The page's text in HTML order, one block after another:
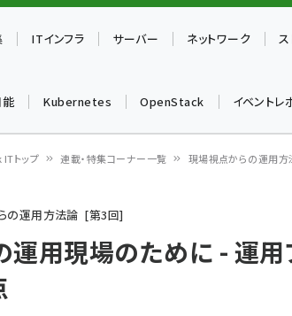
ITインフラ サーバー ネットワーク
能 Kubernetes OpenStack イベントレ
トップ 連載・特集コーナー一覧 現場視点からの運用方
の運用方法論 第3回
運用現場のために - 運用